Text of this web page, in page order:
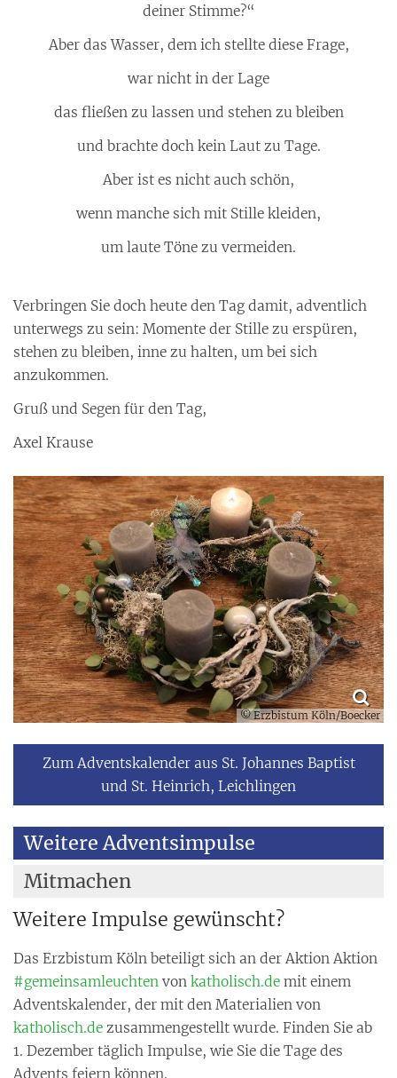
deiner Stimme?“
Aber das Wasser, dem ich stellte diese Frage,
war nicht in der Lage
das fließen zu lassen und stehen zu bleiben
und brachte doch kein Laut zu Tage.
Aber ist es nicht auch schön,
wenn manche sich mit Stille kleiden,
um laute Töne zu vermeiden.
Verbringen Sie doch heute den Tag damit, adventlich
unterwegs zu sein: Momente der Stille zu erspüren,
stehen zu bleiben, inne zu halten, um bei sich
anzukommen.
Gruß und Segen für den Tag,
Axel Krause
© Erzbistum Köln/Boecker
Zum Adventskalender aus St. Johannes Baptist
und St. Heinrich, Leichlingen
Weitere Adventsimpulse
Mitmachen
Weitere Impulse gewünscht?
Das Erzbistum Köln beteiligt sich an der Aktion Aktion
#gemeinsamleuchten von katholisch.de mit einem
Adventskalender, der mit den Materialien von
katholisch.de zusammengestellt wurde. Finden Sie ab
1. Dezember täglich Impulse, wie Sie die Tage des
Advents feiern können.